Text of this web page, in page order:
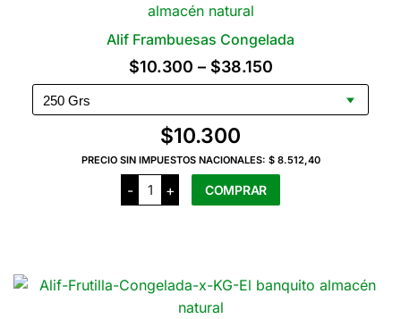
variantes.
opciones
se
elegir
en
la
página
del
Alif Frambuesas Congelada
$10.300 – $38.150Rango
precios:
$10.300
$10.300
PRECIO SIN IMPUESTOS NACIONALES: $ 8.512,40
-
Alif
Frambuesas
Congelada
+ COMPRAR
varias
variantes.